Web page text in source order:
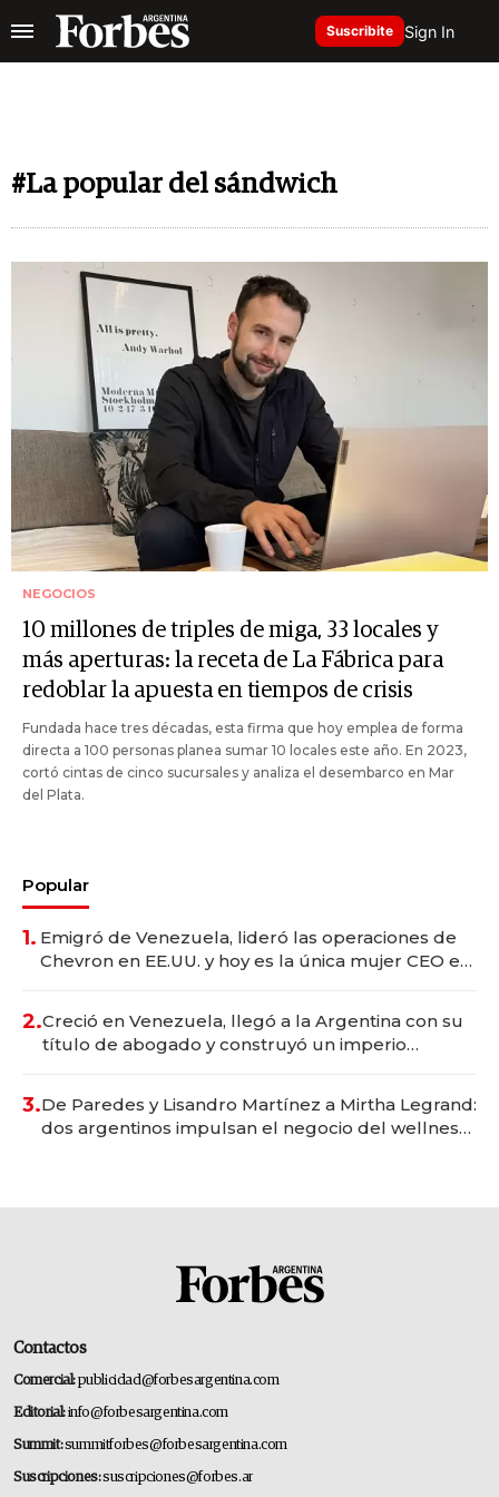
Suscribite Sign In
#La popular del sándwich
NEGOCIOS
10 millones de triples de miga, 33 locales y
más aperturas: la receta de La Fábrica para
redoblar la apuesta en tiempos de crisis
Fundada hace tres décadas, esta firma que hoy emplea de forma
directa a 100 personas planea sumar 10 locales este año. En 2023,
cortó cintas de cinco sucursales y analiza el desembarco en Mar
del Plata.
Popular
1. Emigró de Venezuela, lideró las operaciones de
Chevron en EE.UU. y hoy es la única mujer CEO en
2.Creció en Venezuela, llegó a la Argentina con su
título de abogado y construyó un imperio
3.De Paredes y Lisandro Martínez a Mirtha Legrand:
dos argentinos impulsan el negocio del wellness
Contactos
Comercial:publicidad@forbesargentina.com
Editorial:info@forbesargentina.com
Summit:summitforbes@forbesargentina.com
Suscripciones:suscripciones@forbes.ar